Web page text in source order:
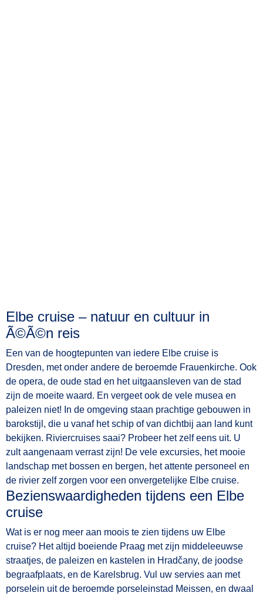
Elbe cruise – natuur en cultuur in
Ã©Ã©n reis
Een van de hoogtepunten van iedere Elbe cruise is
Dresden, met onder andere de beroemde Frauenkirche. Ook
de opera, de oude stad en het uitgaansleven van de stad
zijn de moeite waard. En vergeet ook de vele musea en
paleizen niet! In de omgeving staan prachtige gebouwen in
barokstijl, die u vanaf het schip of van dichtbij aan land kunt
bekijken. Riviercruises saai? Probeer het zelf eens uit. U
zult aangenaam verrast zijn! De vele excursies, het mooie
landschap met bossen en bergen, het attente personeel en
de rivier zelf zorgen voor een onvergetelijke Elbe cruise.
Bezienswaardigheden tijdens een Elbe
cruise
Wat is er nog meer aan moois te zien tijdens uw Elbe
cruise? Het altijd boeiende Praag met zijn middeleeuwse
straatjes, de paleizen en kastelen in Hradčany, de joodse
begraafplaats, en de Karelsbrug. Vul uw servies aan met
porselein uit de beroemde porseleinstad Meissen, en dwaal